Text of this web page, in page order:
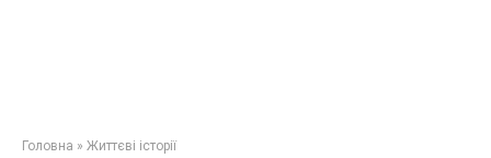
Головна » Життєві історії